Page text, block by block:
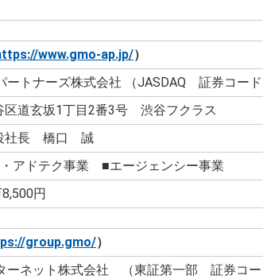
www.gmo-ap.jp/）
ートナーズ株式会社 （JASDAQ 証券コード
区道玄坂1丁目2番3号 渋谷フクラス
社長 橋口 誠
アドテク事業 ■エージェンシー事業
円
group.gmo/）
ーネット株式会社 （東証第一部 証券コー